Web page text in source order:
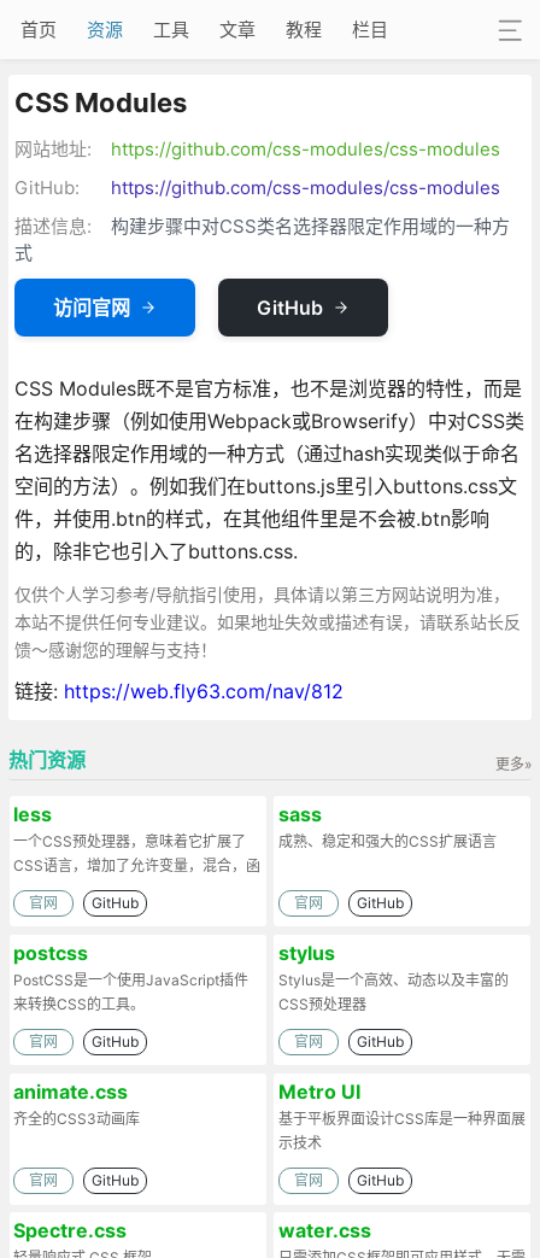
首页 资源 工具 文章 教程 栏目
CSS Modules
网站地址:
https://github.com/css-modules/css-modules
GitHub:
https://github.com/css-modules/css-modules
描述信息:
构建步骤中对CSS类名选择器限定作用域的一种方
式
访问官网 GitHub
CSS Modules既不是官方标准，也不是浏览器的特性，而是
在构建步骤（例如使用Webpack或Browserify）中对CSS类
名选择器限定作用域的一种方式（通过hash实现类似于命名
空间的方法）。例如我们在buttons.js里引入buttons.css文
件，并使用.btn的样式，在其他组件里是不会被.btn影响
的，除非它也引入了buttons.css.
仅供个人学习参考/导航指引使用，具体请以第三方网站说明为准，
本站不提供任何专业建议。如果地址失效或描述有误，请联系站长反
馈～感谢您的理解与支持！
链接: https://web.fly63.com/nav/812
更多»
热门资源
less
一个CSS预处理器，意味着它扩展了
CSS语言，增加了允许变量，混合，函
数和许多其他技术的功能
官网 GitHub
sass
成熟、稳定和强大的CSS扩展语言
官网 GitHub
postcss
PostCSS是一个使用JavaScript插件
来转换CSS的工具。
官网 GitHub
stylus
Stylus是一个高效、动态以及丰富的
CSS预处理器
官网 GitHub
animate.css
齐全的CSS3动画库
官网 GitHub
Metro UI
基于平板界面设计CSS库是一种界面展
示技术
官网 GitHub
Spectre.css water.css